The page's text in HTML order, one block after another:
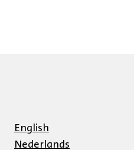
English
Nederlands